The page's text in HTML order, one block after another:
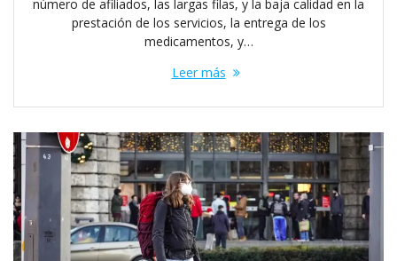
número de afiliados, las largas filas, y la baja calidad en la
prestación de los servicios, la entrega de los
medicamentos, y…
Leer más